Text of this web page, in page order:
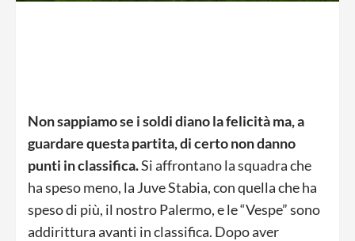
Non sappiamo se i soldi diano la felicità ma, a
guardare questa partita, di certo non danno
punti in classifica.Si affrontano la squadra che
ha speso meno, la Juve Stabia, con quella che ha
speso di più, il nostro Palermo, e le “Vespe” sono
addirittura avanti in classifica. Dopo aver